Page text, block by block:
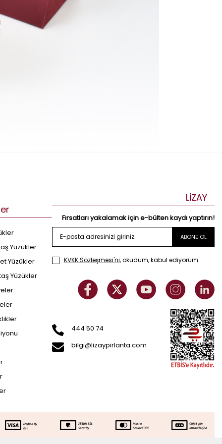
Sepette Ek İndirim
Yüzükler
Yüzükler
Yüzükler
LİZAY
Fırsatları yakalamak için e-bülten kaydı yaptırın!
ABONE OL
KVKK Sözleşmesi'ni, okudum, kabul ediyorum.
444 50 74
bilgi@lizaypirlanta.com